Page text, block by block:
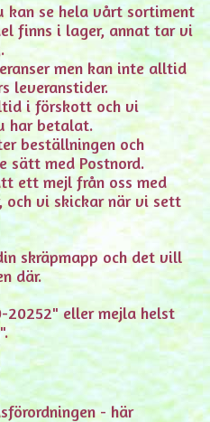
kan se hela vårt sortiment
finns i lager, annat tar vi
men kan inte alltid
leveranstider.
i förskott och vi
har betalat.
beställningen och
sätt med Postnord.
ett mejl från oss med
och vi skickar när vi sett
skräpmapp och det vill
där.
20252" eller mejla helst
- här